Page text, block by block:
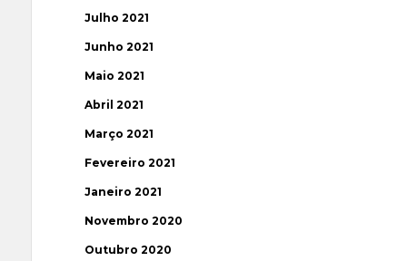
Julho 2021
Junho 2021
Maio 2021
Abril 2021
Março 2021
Fevereiro 2021
Janeiro 2021
Novembro 2020
Outubro 2020